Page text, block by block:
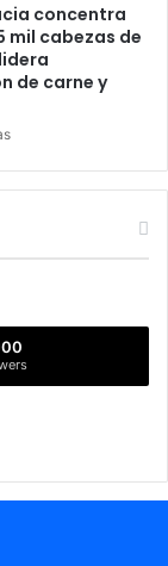
concentra
mil cabezas de
de carne y